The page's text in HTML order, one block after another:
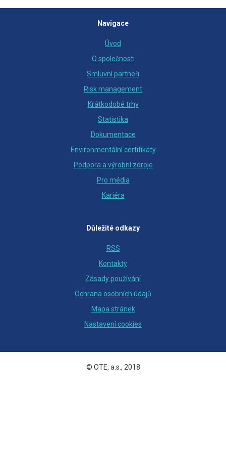
Navigace
Úvod
O společnosti
Smluvní partneři
Risk management
Krátkodobé trhy
Statistika
Dokumentace
Environmentální certifikáty
Podpora a výrobní zdroje
Pro média
Kariéra
Důležité odkazy
RSS
Kontakty
Zásady používání
Ochrana osobních údajů
Mapa stránek
Nastavení cookies
© OTE, a.s., 2018